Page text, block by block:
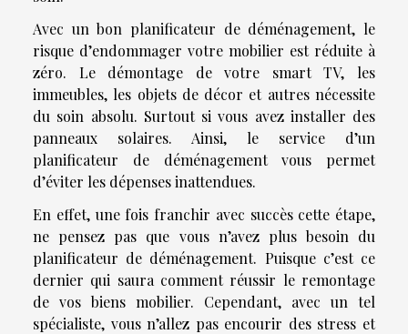
Avec un bon planificateur de déménagement, le
risque d’endommager votre mobilier est réduite à
zéro. Le démontage de votre smart TV, les
immeubles, les objets de décor et autres nécessite
du soin absolu. Surtout si vous avez installer des
panneaux solaires. Ainsi, le service d’un
planificateur de déménagement vous permet
d’éviter les dépenses inattendues.
En effet, une fois franchir avec succès cette étape,
ne pensez pas que vous n’avez plus besoin du
planificateur de déménagement. Puisque c’est ce
dernier qui saura comment réussir le remontage
de vos biens mobilier. Cependant, avec un tel
spécialiste, vous n’allez pas encourir des stress et